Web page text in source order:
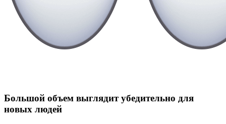
Большой объем выглядит убедительно для
новых людей